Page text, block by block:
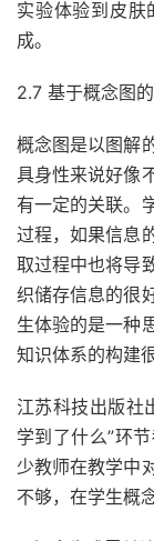
实验体验到皮肤
成。
2.7 基于概念图
概念图是以图解
具身性来说好像
有一定的关联。
过程，如果信息
取过程中也将导
织储存信息的很
生体验的是一种
知识体系的构建
江苏科技出版社
学到了什么”环
少教师在教学中
不够，在学生概